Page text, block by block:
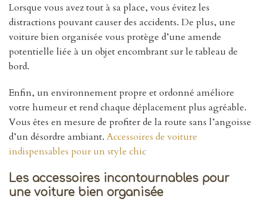
Lorsque vous avez tout à sa place, vous évitez les
distractions pouvant causer des accidents. De plus, une
voiture bien organisée vous protège d’une amende
potentielle liée à un objet encombrant sur le tableau de
bord.
Enfin, un environnement propre et ordonné améliore
votre humeur et rend chaque déplacement plus agréable.
Vous êtes en mesure de profiter de la route sans l’angoisse
d’un désordre ambiant. Accessoires de voiture
indispensables pour un style chic
Les accessoires incontournables pour
une voiture bien organisée